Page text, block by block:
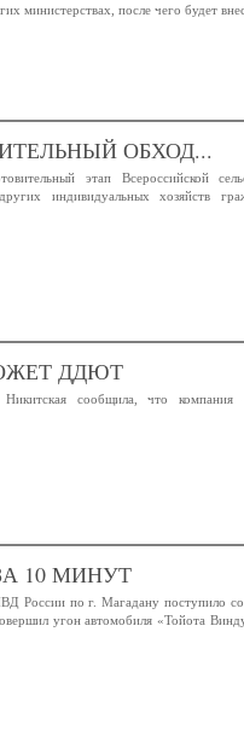
министерствах, после чего будет
ОБХОД...
этап Всероссийской
индивидуальных хозяйств
ДДЮТ
Никитская сообщила, что
10 МИНУТ
России по г. Магадану поступило
угон автомобиля «Тойота